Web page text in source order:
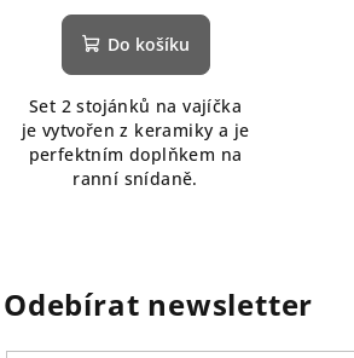
Do košíku
Set 2 stojánků na vajíčka
je vytvořen z keramiky a je
perfektním doplňkem na
ranní snídaně.
Odebírat newsletter